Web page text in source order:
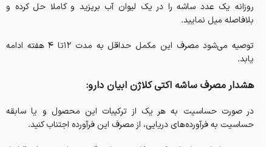
روزانه یک عدد ساشه را در یک لیوان آب بریزید و کاملا حل کرده و
بلافاصله میل نمایید.
توصیه می‌شود مصرف این مکمل حداقل به مدت 12تا 4 هفته ادامه
یابد.
هشدار مصرف ساشه اکتی کلاژن ابیان دارو:
در صورت حساسیت به هر یک از ترکیبات این محصول و یا سابقه
حساسیت به فرآورده‌های دریایی، از مصرف این فرآورده اجتناب کنید.